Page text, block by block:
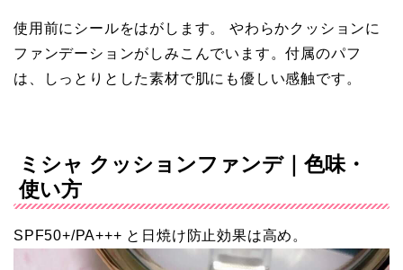
使用前にシールをはがします。 やわらかクッションに
ファンデーションがしみこんでいます。付属のパフ
は、しっとりとした素材で肌にも優しい感触です。
ミシャ クッションファンデ｜色味・
使い方
SPF50+/PA+++ と日焼け防止効果は高め。